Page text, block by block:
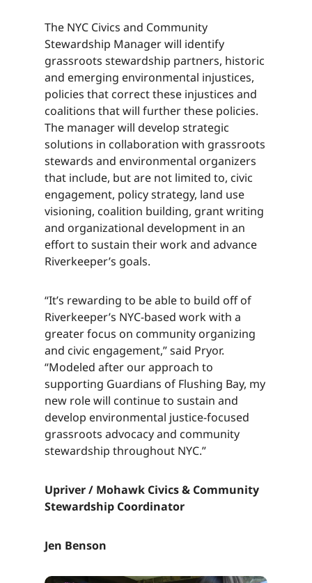
The NYC Civics and Community
Stewardship Manager will identify
grassroots stewardship partners, historic
and emerging environmental injustices,
policies that correct these injustices and
coalitions that will further these policies.
The manager will develop strategic
solutions in collaboration with grassroots
stewards and environmental organizers
that include, but are not limited to, civic
engagement, policy strategy, land use
visioning, coalition building, grant writing
and organizational development in an
effort to sustain their work and advance
Riverkeeper’s goals.​​​​‌ ‍ ​‍​‍‌‍ ‌ ​‍‌‍‍‌‌‍‌ ‌‍‍‌‌‍ ‍​‍​‍​ ‍‍​‍​‍‌ ​ ‌‍​‌‌‍ ‍‌‍‍‌‌ ‌​‌ ‍‌​‍ ‍‌‍‍‌‌‍ ​‍​‍​‍ ​​‍​‍‌‍‍​‌ ​‍‌‍‌‌‌‍‌‍​‍​‍​ ‍‍​‍​‍‌‍‍​‌ ‌​‌ ‌​‌ ​​‌ ​ ​ ‍‍​‍ ​‍ ‌‍​ ‌‍ ‌‌ ​ ​‍ ‍‌‍ ‌‌‍​‌‌‍‍‌‌‍ ‍​‍ ‍​ ​‍​ ​​​ ​‍​ ‌​‌ ​‍‌‍‌‌‌‍‌​‌‍‌‌‌ ​ ‌‍‍‌‌‍‌ ‌‍ ‍​‍ ‍‌ ​‍‌‍‍‌‌ ‌‍‌‍‌‌‌ ​‍‌‍‍ ‌‍‌‌‌‍‌‌‌ ​​‌‍‌‌‌ ​‍​‍ ‍‌‍ ‌ ​‍‌‍‌ ​‍ ‌‍‍‌‌‍ ‍‌ ‌​‌‍‌‌‌‍ ‍‌ ‌​​‍ ‌‍‌‌‌‍‌​‌‍‍‌‌ ‌​​‍ ‌‍ ‌‌‍ ‌‍‌​‌‍‌‌​ ‌‌ ​​‌ ​‍‌‍‌‌‌ ​ ‌‍‌‌‌‍ ‍‌ ‌​‌‍​‌‌ ‌​‌‍‍‌‌‍ ‌‍ ‍​ ‍ ‌‍‍‌‌‍‌​​ ‌‌‍‌‍‌‍‌‌​ ‌​​ ​ ‌‍​‌​ ‍‌​ ‌ ​ ‌‍​‍ ‌​ ‍​​ ​ ​ ‍​​ ‍​​‍ ‌​ ‌​‌‍​‌​ ​‌​ ‌ ​‍ ‌‌‍​‍​ ‌ ‌‍​ ​ ​​​‍ ‌​ ‌​​ ‌‌​ ‌ ​ ‌​​ ​‍​ ‌‌​ ‍‌​ ​‌​ ​ ​ ‌‍​ ​ ‌‍​‌​ ‍ ‌ ‌​‌ ‍‌‌ ​​‌‍‌‌​ ‌‌‍​‌‌ ​‍‌ ‌​‌‍‍‌‌‍​ ‌‍ ​‌‍‌‌​ ‍ ‌ ​​‌‍​‌‌ ‌​‌‍‍​​ ‌‌‍​ ‌‍ ‌‍ ‍‌ ‌​‌‍‌‌‌‍ ‍‌ ‌​​‍‌‌​ ‌‌‌​​‍‌‌ ‌‍‍ ‌‍‌‌‌ ‍‌​‍‌‌​ ​ ‌​‌​​‍‌‌​ ​ ‌​‌​​‍‌‌​ ​‍​ ​‍​ ‌ ​ ‍‌​ ‌​​ ​‍‌‍‌‍‌‍‌​‌‍​‍‌‍​ ​ ‌ ​ ​​​ ‍‌‌‍‌​​‍‌‌​ ​‍​ ​‍​‍‌‌​ ‌‌‌​‌​​‍ ‍‌‍​ ‌‍‍​‌‍‍‌‌‍ ​‌‍‌​‌ ​‍‌‍‌‌‌‍ ‍​‍‌‌​ ‌‌‌​​‍‌‌ ‌‍‍ ‌‍‌‌‌ ‍‌​‍‌‌​ ​ ‌​‌​​‍‌‌​ ​ ‌​‌​​‍‌‌​ ​‍​ ​‍​ ‌ ​ ‍‌​ ‌​​ ​‍‌‍‌‍‌‍‌​‌‍​‍‌‍​ ​ ‌ ​ ​​​ ‍‌‌‍‌​​ ​​​‍‌‌​ ​‍​ ​‍​‍‌‌​ ‌‌‌​‌​​‍ ‍‌ ‌​‌‍‌‌‌ ‍​‌ ‌​​ ‌‍​‍‌‍​‌‌ ​ ‌‍‌‌‌‌‌‌‌ ​‍‌‍ ​​ ‌‌‍‍​‌ ‌​‌ ‌​‌ ​​‌ ​ ​‍‌‌​ ​ ‌​​‌​‍‌‌​ ​‍‌​‌‍​‍‌‌​ ​‍‌​‌‍‌‍​ ‌‍ ‌‌ ​ ​‍ ‍‌‍ ‌‌‍​‌‌‍‍‌‌‍ ‍​‍ ‍​ ​‍​ ​​​ ​‍​ ‌​‌ ​‍‌‍‌‌‌‍‌​‌‍‌‌‌ ​ ‌‍‍‌‌‍‌ ‌‍ ‍​‍ ‍‌ ​‍‌‍‍‌‌ ‌‍‌‍‌‌‌ ​‍‌‍‍ ‌‍‌‌‌‍‌‌‌ ​​‌‍‌‌‌ ​‍​‍ ‍‌‍ ‌ ​‍‌‍‌ ​‍‌‍‌‍‍‌‌‍‌​​ ‌‌‍‌‍‌‍‌‌​ ‌​​ ​ ‌‍​‌​ ‍‌​ ‌ ​ ‌‍​‍ ‌​ ‍​​ ​ ​ ‍​​ ‍​​‍ ‌​ ‌​‌‍​‌​ ​‌​ ‌ ​‍ ‌‌‍​‍​ ‌ ‌‍​ ​ ​​​‍ ‌​ ‌​​ ‌‌​ ‌ ​ ‌​​ ​‍​ ‌‌​ ‍‌​ ​‌​ ​ ​ ‌‍​ ​ ‌‍​‌​‍‌‍‌ ‌​‌ ‍‌‌ ​​‌‍‌‌​ ‌‌‍​‌‌ ​‍‌ ‌​‌‍‍‌‌‍​ ‌‍ ​‌‍‌‌​‍‌‍‌ ​​‌‍​‌‌ ‌​‌‍‍​​ ‌‌‍​ ‌‍ ‌‍ ‍‌ ‌​‌‍‌‌‌‍ ‍‌ ‌​​‍‌‌​ ‌‌‌​​‍‌‌ ‌‍‍ ‌‍‌‌‌ ‍‌​‍‌‌​ ​ ‌​‌​​‍‌‌​ ​ ‌​‌​​‍‌‌​ ​‍​ ​‍​ ‌ ​ ‍‌​ ‌​​ ​‍‌‍‌‍‌‍‌​‌‍​‍‌‍​ ​ ‌ ​ ​​​ ‍‌‌‍‌​​‍‌‌​ ​‍​ ​‍​‍‌‌​ ‌‌‌​‌​​‍ ‍‌‍​ ‌‍‍​‌‍‍‌‌‍ ​‌‍‌​‌ ​‍‌‍‌‌‌‍ ‍​‍‌‌​ ‌‌‌​​‍‌‌ ‌‍‍ ‌‍‌‌‌ ‍‌​‍‌‌​ ​ ‌​‌​​‍‌‌​ ​ ‌​‌​​‍‌‌​ ​‍​ ​‍​ ‌ ​ ‍‌​ ‌​​ ​‍‌‍‌‍‌‍‌​‌‍​‍‌‍​ ​ ‌ ​ ​​​ ‍‌‌‍‌​​ ​​​‍‌‌​ ​‍​ ​‍​‍‌‌​ ‌‌‌​‌​​‍ ‍‌ ‌​‌‍‌‌‌ ‍​‌ ‌​​‍‌‍‌ ​​‌‍‌‌‌ ​‍‌ ​ ‌ ​​‌‍‌‌‌‍​ ‌ ‌​‌‍‍‌‌ ‌‍‌‍‌‌​ ‌‌ ​​‌ ‌‌‌‍​‍‌‍ ​‌‍‍‌‌ ​ ‌‍‍​‌‍‌‌‌‍‌​​‍​‍‌ ‌
“It’s rewarding to be able to build off of
Riverkeeper’s NYC-based work with a
greater focus on community organizing
and civic engagement,” said Pryor.
“Modeled after our approach to
supporting Guardians of Flushing Bay, my
new role will continue to sustain and
develop environmental justice-focused
grassroots advocacy and community
stewardship throughout NYC.”​​​​‌ ‍ ​‍​‍‌‍ ‌ ​‍‌‍‍‌‌‍‌ ‌‍‍‌‌‍ ‍​‍​‍​ ‍‍​‍​‍‌ ​ ‌‍​‌‌‍ ‍‌‍‍‌‌ ‌​‌ ‍‌​‍ ‍‌‍‍‌‌‍ ​‍​‍​‍ ​​‍​‍‌‍‍​‌ ​‍‌‍‌‌‌‍‌‍​‍​‍​ ‍‍​‍​‍‌‍‍​‌ ‌​‌ ‌​‌ ​​‌ ​ ​ ‍‍​‍ ​‍ ‌‍​ ‌‍ ‌‌ ​ ​‍ ‍‌‍ ‌‌‍​‌‌‍‍‌‌‍ ‍​‍ ‍​ ​‍​ ​​​ ​‍​ ‌​‌ ​‍‌‍‌‌‌‍‌​‌‍‌‌‌ ​ ‌‍‍‌‌‍‌ ‌‍ ‍​‍ ‍‌ ​‍‌‍‍‌‌ ‌‍‌‍‌‌‌ ​‍‌‍‍ ‌‍‌‌‌‍‌‌‌ ​​‌‍‌‌‌ ​‍​‍ ‍‌‍ ‌ ​‍‌‍‌ ​‍ ‌‍‍‌‌‍ ‍‌ ‌​‌‍‌‌‌‍ ‍‌ ‌​​‍ ‌‍‌‌‌‍‌​‌‍‍‌‌ ‌​​‍ ‌‍ ‌‌‍ ‌‍‌​‌‍‌‌​ ‌‌ ​​‌ ​‍‌‍‌‌‌ ​ ‌‍‌‌‌‍ ‍‌ ‌​‌‍​‌‌ ‌​‌‍‍‌‌‍ ‌‍ ‍​ ‍ ‌‍‍‌‌‍‌​​ ‌‌‍‌‍‌‍‌‌​ ‌​​ ​ ‌‍​‌​ ‍‌​ ‌ ​ ‌‍​‍ ‌​ ‍​​ ​ ​ ‍​​ ‍​​‍ ‌​ ‌​‌‍​‌​ ​‌​ ‌ ​‍ ‌‌‍​‍​ ‌ ‌‍​ ​ ​​​‍ ‌​ ‌​​ ‌‌​ ‌ ​ ‌​​ ​‍​ ‌‌​ ‍‌​ ​‌​ ​ ​ ‌‍​ ​ ‌‍​‌​ ‍ ‌ ‌​‌ ‍‌‌ ​​‌‍‌‌​ ‌‌‍​‌‌ ​‍‌ ‌​‌‍‍‌‌‍​ ‌‍ ​‌‍‌‌​ ‍ ‌ ​​‌‍​‌‌ ‌​‌‍‍​​ ‌‌‍​ ‌‍ ‌‍ ‍‌ ‌​‌‍‌‌‌‍ ‍‌ ‌​​‍‌‌​ ‌‌‌​​‍‌‌ ‌‍‍ ‌‍‌‌‌ ‍‌​‍‌‌​ ​ ‌​‌​​‍‌‌​ ​ ‌​‌​​‍‌‌​ ​‍​ ​‍​ ​​​ ‌‍‌‍‌​‌‍‌​‌‍​ ‌‍‌‍​ ‌‍​ ​‌‌‍​‍​ ‌ ​ ‌​​ ‌ ​‍‌‌​ ​‍​ ​‍​‍‌‌​ ‌‌‌​‌​​‍ ‍‌‍​ ‌‍‍​‌‍‍‌‌‍ ​‌‍‌​‌ ​‍‌‍‌‌‌‍ ‍​‍‌‌​ ‌‌‌​​‍‌‌ ‌‍‍ ‌‍‌‌‌ ‍‌​‍‌‌​ ​ ‌​‌​​‍‌‌​ ​ ‌​‌​​‍‌‌​ ​‍​ ​‍​ ​​​ ‌‍‌‍‌​‌‍‌​‌‍​ ‌‍‌‍​ ‌‍​ ​‌‌‍​‍​ ‌ ​ ‌​​ ‌ ​ ​​​‍‌‌​ ​‍​ ​‍​‍‌‌​ ‌‌‌​‌​​‍ ‍‌ ‌​‌‍‌‌‌ ‍​‌ ‌​​ ‌‍​‍‌‍​‌‌ ​ ‌‍‌‌‌‌‌‌‌ ​‍‌‍ ​​ ‌‌‍‍​‌ ‌​‌ ‌​‌ ​​‌ ​ ​‍‌‌​ ​ ‌​​‌​‍‌‌​ ​‍‌​‌‍​‍‌‌​ ​‍‌​‌‍‌‍​ ‌‍ ‌‌ ​ ​‍ ‍‌‍ ‌‌‍​‌‌‍‍‌‌‍ ‍​‍ ‍​ ​‍​ ​​​ ​‍​ ‌​‌ ​‍‌‍‌‌‌‍‌​‌‍‌‌‌ ​ ‌‍‍‌‌‍‌ ‌‍ ‍​‍ ‍‌ ​‍‌‍‍‌‌ ‌‍‌‍‌‌‌ ​‍‌‍‍ ‌‍‌‌‌‍‌‌‌ ​​‌‍‌‌‌ ​‍​‍ ‍‌‍ ‌ ​‍‌‍‌ ​‍‌‍‌‍‍‌‌‍‌​​ ‌‌‍‌‍‌‍‌‌​ ‌​​ ​ ‌‍​‌​ ‍‌​ ‌ ​ ‌‍​‍ ‌​ ‍​​ ​ ​ ‍​​ ‍​​‍ ‌​ ‌​‌‍​‌​ ​‌​ ‌ ​‍ ‌‌‍​‍​ ‌ ‌‍​ ​ ​​​‍ ‌​ ‌​​ ‌‌​ ‌ ​ ‌​​ ​‍​ ‌‌​ ‍‌​ ​‌​ ​ ​ ‌‍​ ​ ‌‍​‌​‍‌‍‌ ‌​‌ ‍‌‌ ​​‌‍‌‌​ ‌‌‍​‌‌ ​‍‌ ‌​‌‍‍‌‌‍​ ‌‍ ​‌‍‌‌​‍‌‍‌ ​​‌‍​‌‌ ‌​‌‍‍​​ ‌‌‍​ ‌‍ ‌‍ ‍‌ ‌​‌‍‌‌‌‍ ‍‌ ‌​​‍‌‌​ ‌‌‌​​‍‌‌ ‌‍‍ ‌‍‌‌‌ ‍‌​‍‌‌​ ​ ‌​‌​​‍‌‌​ ​ ‌​‌​​‍‌‌​ ​‍​ ​‍​ ​​​ ‌‍‌‍‌​‌‍‌​‌‍​ ‌‍‌‍​ ‌‍​ ​‌‌‍​‍​ ‌ ​ ‌​​ ‌ ​‍‌‌​ ​‍​ ​‍​‍‌‌​ ‌‌‌​‌​​‍ ‍‌‍​ ‌‍‍​‌‍‍‌‌‍ ​‌‍‌​‌ ​‍‌‍‌‌‌‍ ‍​‍‌‌​ ‌‌‌​​‍‌‌ ‌‍‍ ‌‍‌‌‌ ‍‌​‍‌‌​ ​ ‌​‌​​‍‌‌​ ​ ‌​‌​​‍‌‌​ ​‍​ ​‍​ ​​​ ‌‍‌‍‌​‌‍‌​‌‍​ ‌‍‌‍​ ‌‍​ ​‌‌‍​‍​ ‌ ​ ‌​​ ‌ ​ ​​​‍‌‌​ ​‍​ ​‍​‍‌‌​ ‌‌‌​‌​​‍ ‍‌ ‌​‌‍‌‌‌ ‍​‌ ‌​​‍‌‍‌ ​​‌‍‌‌‌ ​‍‌ ​ ‌ ​​‌‍‌‌‌‍​ ‌ ‌​‌‍‍‌‌ ‌‍‌‍‌‌​ ‌‌ ​​‌ ‌‌‌‍​‍‌‍ ​‌‍‍‌‌ ​ ‌‍‍​‌‍‌‌‌‍‌​​‍​‍‌ ‌
Upriver / Mohawk Civics & Community
Stewardship Coordinator​​​​‌ ‍ ​‍​‍‌‍ ‌ ​‍‌‍‍‌‌‍‌ ‌‍‍‌‌‍ ‍​‍​‍​ ‍‍​‍​‍‌ ​ ‌‍​‌‌‍ ‍‌‍‍‌‌ ‌​‌ ‍‌​‍ ‍‌‍‍‌‌‍ ​‍​‍​‍ ​​‍​‍‌‍‍​‌ ​‍‌‍‌‌‌‍‌‍​‍​‍​ ‍‍​‍​‍‌‍‍​‌ ‌​‌ ‌​‌ ​​‌ ​ ​ ‍‍​‍ ​‍ ‌‍​ ‌‍ ‌‌ ​ ​‍ ‍‌‍ ‌‌‍​‌‌‍‍‌‌‍ ‍​‍ ‍​ ​‍​ ​​​ ​‍​ ‌​‌ ​‍‌‍‌‌‌‍‌​‌‍‌‌‌ ​ ‌‍‍‌‌‍‌ ‌‍ ‍​‍ ‍‌ ​‍‌‍‍‌‌ ‌‍‌‍‌‌‌ ​‍‌‍‍ ‌‍‌‌‌‍‌‌‌ ​​‌‍‌‌‌ ​‍​‍ ‍‌‍ ‌ ​‍‌‍‌ ​‍ ‌‍‍‌‌‍ ‍‌ ‌​‌‍‌‌‌‍ ‍‌ ‌​​‍ ‌‍‌‌‌‍‌​‌‍‍‌‌ ‌​​‍ ‌‍ ‌‌‍ ‌‍‌​‌‍‌‌​ ‌‌ ​​‌ ​‍‌‍‌‌‌ ​ ‌‍‌‌‌‍ ‍‌ ‌​‌‍​‌‌ ‌​‌‍‍‌‌‍ ‌‍ ‍​ ‍ ‌‍‍‌‌‍‌​​ ‌‌‍‌‍‌‍‌‌​ ‌​​ ​ ‌‍​‌​ ‍‌​ ‌ ​ ‌‍​‍ ‌​ ‍​​ ​ ​ ‍​​ ‍​​‍ ‌​ ‌​‌‍​‌​ ​‌​ ‌ ​‍ ‌‌‍​‍​ ‌ ‌‍​ ​ ​​​‍ ‌​ ‌​​ ‌‌​ ‌ ​ ‌​​ ​‍​ ‌‌​ ‍‌​ ​‌​ ​ ​ ‌‍​ ​ ‌‍​‌​ ‍ ‌ ‌​‌ ‍‌‌ ​​‌‍‌‌​ ‌‌‍​‌‌ ​‍‌ ‌​‌‍‍‌‌‍​ ‌‍ ​‌‍‌‌​ ‍ ‌ ​​‌‍​‌‌ ‌​‌‍‍​​ ‌‌‍​ ‌‍ ‌‍ ‍‌ ‌​‌‍‌‌‌‍ ‍‌ ‌​​‍‌‌​ ‌‌‌​​‍‌‌ ‌‍‍ ‌‍‌‌‌ ‍‌​‍‌‌​ ​ ‌​‌​​‍‌‌​ ​ ‌​‌​​‍‌‌​ ​‍​ ​‍‌‍‌​​ ‌‍​ ​‍‌‍‌‍​ ‌​​ ‌​​ ‍‌‌‍‌‌‌‍​‌‌‍​‌​ ‍‌​ ​‍​‍‌‌​ ​‍​ ​‍​‍‌‌​ ‌‌‌​‌​​‍ ‍‌‍​ ‌‍‍​‌‍‍‌‌‍ ​‌‍‌​‌ ​‍‌‍‌‌‌‍ ‍​‍‌‌​ ‌‌‌​​‍‌‌ ‌‍‍ ‌‍‌‌‌ ‍‌​‍‌‌​ ​ ‌​‌​​‍‌‌​ ​ ‌​‌​​‍‌‌​ ​‍​ ​‍‌‍‌​​ ‌‍​ ​‍‌‍‌‍​ ‌​​ ‌​​ ‍‌‌‍‌‌‌‍​‌‌‍​‌​ ‍‌​ ​‍​ ​​​‍‌‌​ ​‍​ ​‍​‍‌‌​ ‌‌‌​‌​​‍ ‍‌ ‌​‌‍‌‌‌ ‍​‌ ‌​​ ‌‍​‍‌‍​‌‌ ​ ‌‍‌‌‌‌‌‌‌ ​‍‌‍ ​​ ‌‌‍‍​‌ ‌​‌ ‌​‌ ​​‌ ​ ​‍‌‌​ ​ ‌​​‌​‍‌‌​ ​‍‌​‌‍​‍‌‌​ ​‍‌​‌‍‌‍​ ‌‍ ‌‌ ​ ​‍ ‍‌‍ ‌‌‍​‌‌‍‍‌‌‍ ‍​‍ ‍​ ​‍​ ​​​ ​‍​ ‌​‌ ​‍‌‍‌‌‌‍‌​‌‍‌‌‌ ​ ‌‍‍‌‌‍‌ ‌‍ ‍​‍ ‍‌ ​‍‌‍‍‌‌ ‌‍‌‍‌‌‌ ​‍‌‍‍ ‌‍‌‌‌‍‌‌‌ ​​‌‍‌‌‌ ​‍​‍ ‍‌‍ ‌ ​‍‌‍‌ ​‍‌‍‌‍‍‌‌‍‌​​ ‌‌‍‌‍‌‍‌‌​ ‌​​ ​ ‌‍​‌​ ‍‌​ ‌ ​ ‌‍​‍ ‌​ ‍​​ ​ ​ ‍​​ ‍​​‍ ‌​ ‌​‌‍​‌​ ​‌​ ‌ ​‍ ‌‌‍​‍​ ‌ ‌‍​ ​ ​​​‍ ‌​ ‌​​ ‌‌​ ‌ ​ ‌​​ ​‍​ ‌‌​ ‍‌​ ​‌​ ​ ​ ‌‍​ ​ ‌‍​‌​‍‌‍‌ ‌​‌ ‍‌‌ ​​‌‍‌‌​ ‌‌‍​‌‌ ​‍‌ ‌​‌‍‍‌‌‍​ ‌‍ ​‌‍‌‌​‍‌‍‌ ​​‌‍​‌‌ ‌​‌‍‍​​ ‌‌‍​ ‌‍ ‌‍ ‍‌ ‌​‌‍‌‌‌‍ ‍‌ ‌​​‍‌‌​ ‌‌‌​​‍‌‌ ‌‍‍ ‌‍‌‌‌ ‍‌​‍‌‌​ ​ ‌​‌​​‍‌‌​ ​ ‌​‌​​‍‌‌​ ​‍​ ​‍‌‍‌​​ ‌‍​ ​‍‌‍‌‍​ ‌​​ ‌​​ ‍‌‌‍‌‌‌‍​‌‌‍​‌​ ‍‌​ ​‍​‍‌‌​ ​‍​ ​‍​‍‌‌​ ‌‌‌​‌​​‍ ‍‌‍​ ‌‍‍​‌‍‍‌‌‍ ​‌‍‌​‌ ​‍‌‍‌‌‌‍ ‍​‍‌‌​ ‌‌‌​​‍‌‌ ‌‍‍ ‌‍‌‌‌ ‍‌​‍‌‌​ ​ ‌​‌​​‍‌‌​ ​ ‌​‌​​‍‌‌​ ​‍​ ​‍‌‍‌​​ ‌‍​ ​‍‌‍‌‍​ ‌​​ ‌​​ ‍‌‌‍‌‌‌‍​‌‌‍​‌​ ‍‌​ ​‍​ ​​​‍‌‌​ ​‍​ ​‍​‍‌‌​ ‌‌‌​‌​​‍ ‍‌ ‌​‌‍‌‌‌ ‍​‌ ‌​​‍‌‍‌ ​​‌‍‌‌‌ ​‍‌ ​ ‌ ​​‌‍‌‌‌‍​ ‌ ‌​‌‍‍‌‌ ‌‍‌‍‌‌​ ‌‌ ​​‌ ‌‌‌‍​‍‌‍ ​‌‍‍‌‌ ​ ‌‍‍​‌‍‌‌‌‍‌​​‍​‍‌ ‌
Jen Benson​​​​‌ ‍ ​‍​‍‌‍ ‌ ​‍‌‍‍‌‌‍‌ ‌‍‍‌‌‍ ‍​‍​‍​ ‍‍​‍​‍‌ ​ ‌‍​‌‌‍ ‍‌‍‍‌‌ ‌​‌ ‍‌​‍ ‍‌‍‍‌‌‍ ​‍​‍​‍ ​​‍​‍‌‍‍​‌ ​‍‌‍‌‌‌‍‌‍​‍​‍​ ‍‍​‍​‍‌‍‍​‌ ‌​‌ ‌​‌ ​​‌ ​ ​ ‍‍​‍ ​‍ ‌‍​ ‌‍ ‌‌ ​ ​‍ ‍‌‍ ‌‌‍​‌‌‍‍‌‌‍ ‍​‍ ‍​ ​‍​ ​​​ ​‍​ ‌​‌ ​‍‌‍‌‌‌‍‌​‌‍‌‌‌ ​ ‌‍‍‌‌‍‌ ‌‍ ‍​‍ ‍‌ ​‍‌‍‍‌‌ ‌‍‌‍‌‌‌ ​‍‌‍‍ ‌‍‌‌‌‍‌‌‌ ​​‌‍‌‌‌ ​‍​‍ ‍‌‍ ‌ ​‍‌‍‌ ​‍ ‌‍‍‌‌‍ ‍‌ ‌​‌‍‌‌‌‍ ‍‌ ‌​​‍ ‌‍‌‌‌‍‌​‌‍‍‌‌ ‌​​‍ ‌‍ ‌‌‍ ‌‍‌​‌‍‌‌​ ‌‌ ​​‌ ​‍‌‍‌‌‌ ​ ‌‍‌‌‌‍ ‍‌ ‌​‌‍​‌‌ ‌​‌‍‍‌‌‍ ‌‍ ‍​ ‍ ‌‍‍‌‌‍‌​​ ‌‌‍‌‍‌‍‌‌​ ‌​​ ​ ‌‍​‌​ ‍‌​ ‌ ​ ‌‍​‍ ‌​ ‍​​ ​ ​ ‍​​ ‍​​‍ ‌​ ‌​‌‍​‌​ ​‌​ ‌ ​‍ ‌‌‍​‍​ ‌ ‌‍​ ​ ​​​‍ ‌​ ‌​​ ‌‌​ ‌ ​ ‌​​ ​‍​ ‌‌​ ‍‌​ ​‌​ ​ ​ ‌‍​ ​ ‌‍​‌​ ‍ ‌ ‌​‌ ‍‌‌ ​​‌‍‌‌​ ‌‌‍​‌‌ ​‍‌ ‌​‌‍‍‌‌‍​ ‌‍ ​‌‍‌‌​ ‍ ‌ ​​‌‍​‌‌ ‌​‌‍‍​​ ‌‌‍​ ‌‍ ‌‍ ‍‌ ‌​‌‍‌‌‌‍ ‍‌ ‌​​‍‌‌​ ‌‌‌​​‍‌‌ ‌‍‍ ‌‍‌‌‌ ‍‌​‍‌‌​ ​ ‌​‌​​‍‌‌​ ​ ‌​‌​​‍‌‌​ ​‍​ ​‍​ ​ ​ ​ ‌‍‌‍​ ​‌‌‍​ ​ ‍‌​ ​ ​ ‌​‌‍‌‍‌‍​‌​ ​‌​ ‍​​‍‌‌​ ​‍​ ​‍​‍‌‌​ ‌‌‌​‌​​‍ ‍‌‍​ ‌‍‍​‌‍‍‌‌‍ ​‌‍‌​‌ ​‍‌‍‌‌‌‍ ‍​‍‌‌​ ‌‌‌​​‍‌‌ ‌‍‍ ‌‍‌‌‌ ‍‌​‍‌‌​ ​ ‌​‌​​‍‌‌​ ​ ‌​‌​​‍‌‌​ ​‍​ ​‍​ ​ ​ ​ ‌‍‌‍​ ​‌‌‍​ ​ ‍‌​ ​ ​ ‌​‌‍‌‍‌‍​‌​ ​‌​ ‍​​ ​​​‍‌‌​ ​‍​ ​‍​‍‌‌​ ‌‌‌​‌​​‍ ‍‌ ‌​‌‍‌‌‌ ‍​‌ ‌​​ ‌‍​‍‌‍​‌‌ ​ ‌‍‌‌‌‌‌‌‌ ​‍‌‍ ​​ ‌‌‍‍​‌ ‌​‌ ‌​‌ ​​‌ ​ ​‍‌‌​ ​ ‌​​‌​‍‌‌​ ​‍‌​‌‍​‍‌‌​ ​‍‌​‌‍‌‍​ ‌‍ ‌‌ ​ ​‍ ‍‌‍ ‌‌‍​‌‌‍‍‌‌‍ ‍​‍ ‍​ ​‍​ ​​​ ​‍​ ‌​‌ ​‍‌‍‌‌‌‍‌​‌‍‌‌‌ ​ ‌‍‍‌‌‍‌ ‌‍ ‍​‍ ‍‌ ​‍‌‍‍‌‌ ‌‍‌‍‌‌‌ ​‍‌‍‍ ‌‍‌‌‌‍‌‌‌ ​​‌‍‌‌‌ ​‍​‍ ‍‌‍ ‌ ​‍‌‍‌ ​‍‌‍‌‍‍‌‌‍‌​​ ‌‌‍‌‍‌‍‌‌​ ‌​​ ​ ‌‍​‌​ ‍‌​ ‌ ​ ‌‍​‍ ‌​ ‍​​ ​ ​ ‍​​ ‍​​‍ ‌​ ‌​‌‍​‌​ ​‌​ ‌ ​‍ ‌‌‍​‍​ ‌ ‌‍​ ​ ​​​‍ ‌​ ‌​​ ‌‌​ ‌ ​ ‌​​ ​‍​ ‌‌​ ‍‌​ ​‌​ ​ ​ ‌‍​ ​ ‌‍​‌​‍‌‍‌ ‌​‌ ‍‌‌ ​​‌‍‌‌​ ‌‌‍​‌‌ ​‍‌ ‌​‌‍‍‌‌‍​ ‌‍ ​‌‍‌‌​‍‌‍‌ ​​‌‍​‌‌ ‌​‌‍‍​​ ‌‌‍​ ‌‍ ‌‍ ‍‌ ‌​‌‍‌‌‌‍ ‍‌ ‌​​‍‌‌​ ‌‌‌​​‍‌‌ ‌‍‍ ‌‍‌‌‌ ‍‌​‍‌‌​ ​ ‌​‌​​‍‌‌​ ​ ‌​‌​​‍‌‌​ ​‍​ ​‍​ ​ ​ ​ ‌‍‌‍​ ​‌‌‍​ ​ ‍‌​ ​ ​ ‌​‌‍‌‍‌‍​‌​ ​‌​ ‍​​‍‌‌​ ​‍​ ​‍​‍‌‌​ ‌‌‌​‌​​‍ ‍‌‍​ ‌‍‍​‌‍‍‌‌‍ ​‌‍‌​‌ ​‍‌‍‌‌‌‍ ‍​‍‌‌​ ‌‌‌​​‍‌‌ ‌‍‍ ‌‍‌‌‌ ‍‌​‍‌‌​ ​ ‌​‌​​‍‌‌​ ​ ‌​‌​​‍‌‌​ ​‍​ ​‍​ ​ ​ ​ ‌‍‌‍​ ​‌‌‍​ ​ ‍‌​ ​ ​ ‌​‌‍‌‍‌‍​‌​ ​‌​ ‍​​ ​​​‍‌‌​ ​‍​ ​‍​‍‌‌​ ‌‌‌​‌​​‍ ‍‌ ‌​‌‍‌‌‌ ‍​‌ ‌​​‍‌‍‌ ​​‌‍‌‌‌ ​‍‌ ​ ‌ ​​‌‍‌‌‌‍​ ‌ ‌​‌‍‍‌‌ ‌‍‌‍‌‌​ ‌‌ ​​‌ ‌‌‌‍​‍‌‍ ​‌‍‍‌‌ ​ ‌‍‍​‌‍‌‌‌‍‌​​‍​‍‌ ‌